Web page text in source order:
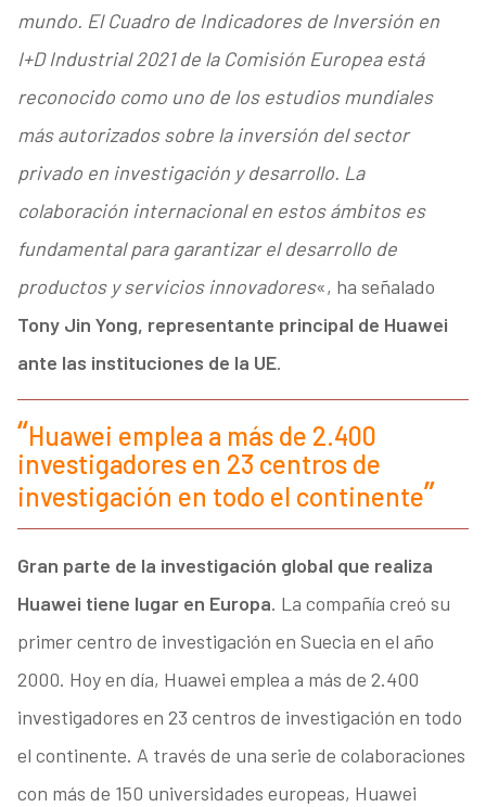
mundo. El Cuadro de Indicadores de Inversión en
I+D Industrial 2021 de la Comisión Europea está
reconocido como uno de los estudios mundiales
más autorizados sobre la inversión del sector
privado en investigación y desarrollo. La
colaboración internacional en estos ámbitos es
fundamental para garantizar el desarrollo de
productos y servicios innovadores«, ha señalado
Tony Jin Yong, representante principal de Huawei
ante las instituciones de la UE.
Huawei emplea a más de 2.400
investigadores en 23 centros de
investigación en todo el continente
Gran parte de la investigación global que realiza
Huawei tiene lugar en Europa. La compañía creó su
primer centro de investigación en Suecia en el año
2000. Hoy en día, Huawei emplea a más de 2.400
investigadores en 23 centros de investigación en todo
el continente. A través de una serie de colaboraciones
con más de 150 universidades europeas, Huawei